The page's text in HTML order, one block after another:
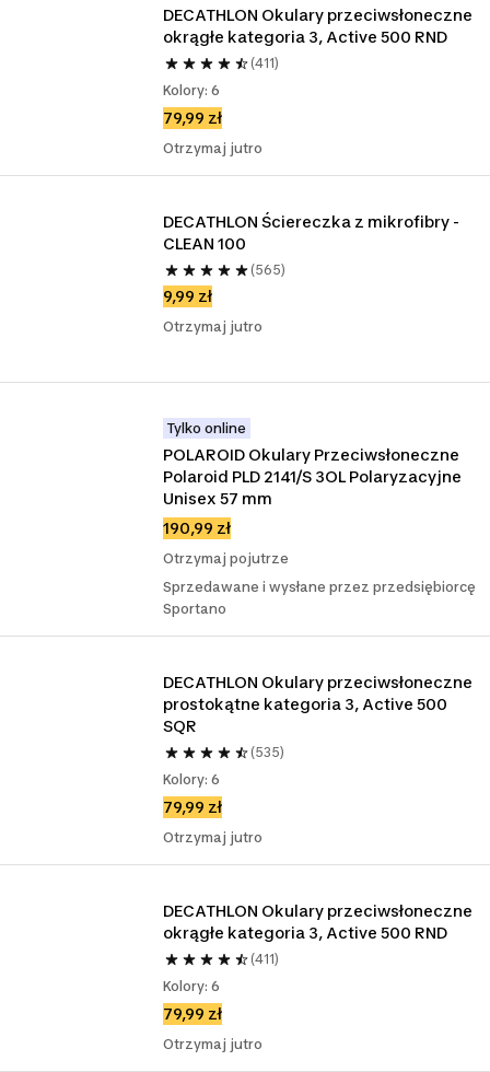
DECATHLON Okulary przeciwsłoneczne
okrągłe kategoria 3, Active 500 RND
(411)
Kolory: 6
79,99 zł
Otrzymaj jutro
DECATHLON Ściereczka z mikrofibry -
CLEAN 100
(565)
9,99 zł
Otrzymaj jutro
Tylko online
POLAROID Okulary Przeciwsłoneczne
Polaroid PLD 2141/S 3OL Polaryzacyjne
Unisex 57 mm
190,99 zł
Otrzymaj pojutrze
Sprzedawane i wysłane przez przedsiębiorcę
Sportano
DECATHLON Okulary przeciwsłoneczne
prostokątne kategoria 3, Active 500
SQR
(535)
Kolory: 6
79,99 zł
Otrzymaj jutro
DECATHLON Okulary przeciwsłoneczne
okrągłe kategoria 3, Active 500 RND
(411)
Kolory: 6
79,99 zł
Otrzymaj jutro